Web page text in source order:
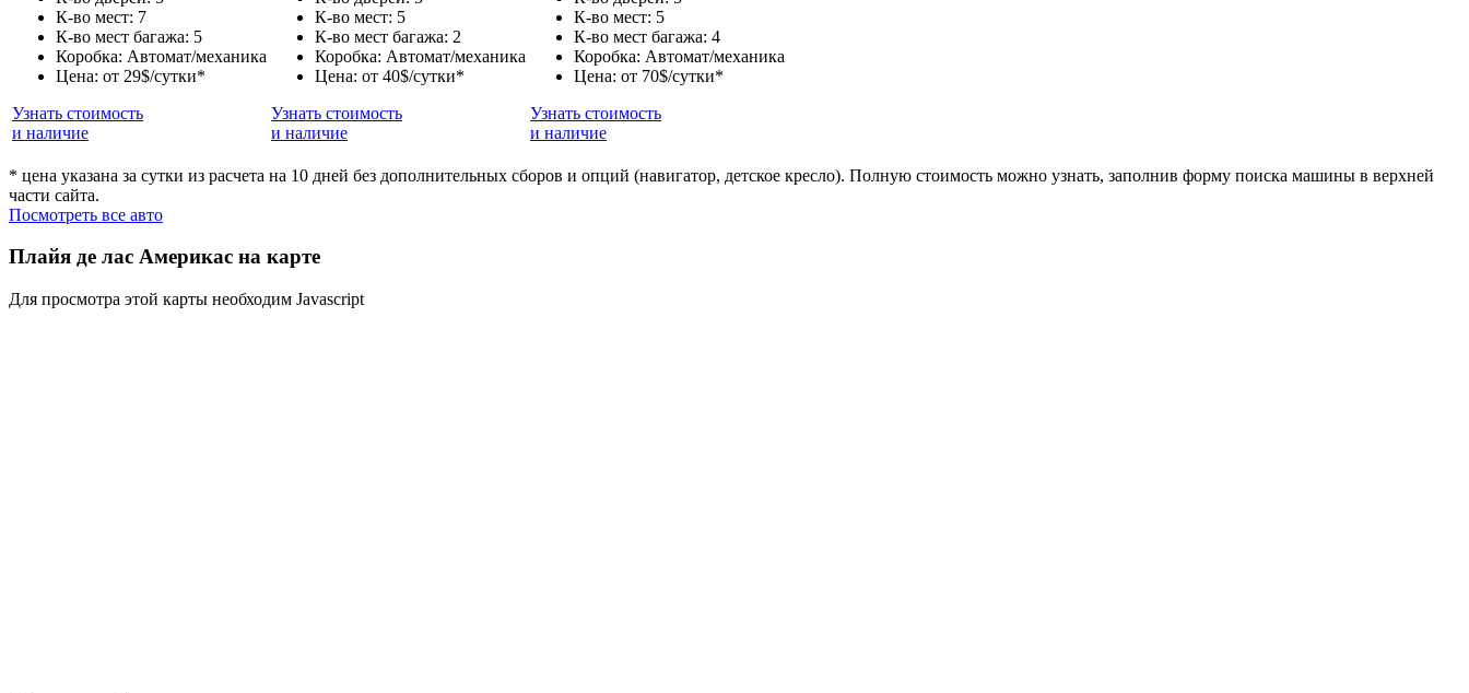
К-во мест: 7
К-во мест багажа: 5
Коробка: Автомат/механика
Цена: от 29$/сутки*
Узнать стоимость
и наличие
К-во мест: 5
К-во мест багажа: 2
Коробка: Автомат/механика
Цена: от 40$/сутки*
Узнать стоимость
и наличие
К-во мест: 5
К-во мест багажа: 4
Коробка: Автомат/механика
Цена: от 70$/сутки*
Узнать стоимость
и наличие
* цена указана за сутки из расчета на 10 дней без дополнительных сборов и опций (навигатор, детское кресло). Полную стоимость можно узнать, заполнив форму поиска машины в верхней
части сайта.
Посмотреть все авто
Плайя де лас Америкас на карте
Для просмотра этой карты необходим Javascript